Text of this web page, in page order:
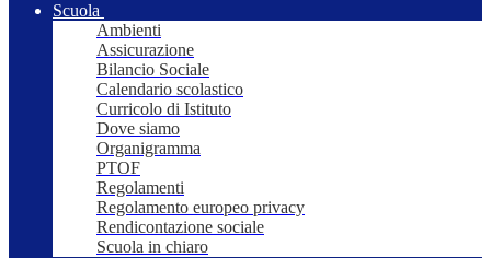
Scuola
Ambienti
Assicurazione
Bilancio Sociale
Calendario scolastico
Curricolo di Istituto
Dove siamo
Organigramma
PTOF
Regolamenti
Regolamento europeo privacy
Rendicontazione sociale
Scuola in chiaro